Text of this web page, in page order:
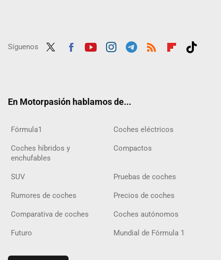
Síguenos
En Motorpasión hablamos de...
Fórmula1 Coches eléctricos
Coches híbridos y
enchufables
Compactos
SUV Pruebas de coches
Rumores de coches Precios de coches
Comparativa de coches Coches autónomos
Futuro Mundial de Fórmula 1